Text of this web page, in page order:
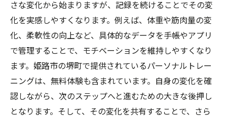
さな変化から始まりますが、記録を続けることでその変
化を実感しやすくなります。例えば、体重や筋肉量の変
化、柔軟性の向上など、具体的なデータを手帳やアプリ
で管理することで、モチベーションを維持しやすくなり
ます。姫路市の堺町で提供されているパーソナルトレー
ニングは、無料体験も含まれています。自身の変化を確
認しながら、次のステップへと進むための大きな後押し
となります。そして、その変化を共有することで、さら